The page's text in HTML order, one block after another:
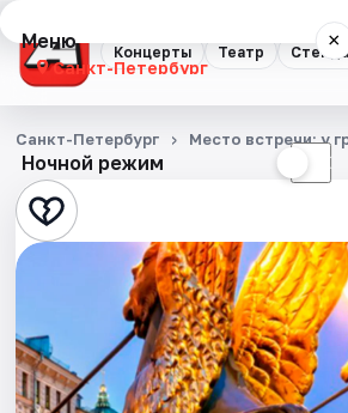
Концерты Театр
Меню ×
Санкт-Петербург
Концерты
Театр
Стендап
Квесты
Экскурсии
Ночной режим ☾
Санкт-Петербург Место встречи: у